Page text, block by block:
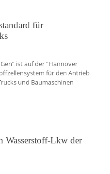
für
ist auf der "Hannover
für den Antrieb
und Baumaschinen
Wasserstoff‑Lkw der